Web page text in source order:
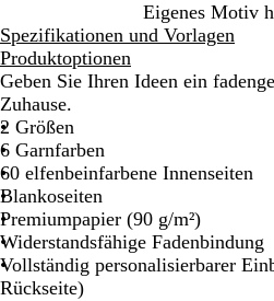
Eigenes Motiv
Spezifikationen und Vorlagen
Produktoptionen
Geben Sie Ihren Ideen ein
Zuhause.
2 Größen
6 Garnfarben
60 elfenbeinfarbene Innenseiten
Blankoseiten
Premiumpapier (90 g/m²)
Widerstandsfähige Fadenbindung
Vollständig personalisierbarer
Rückseite)